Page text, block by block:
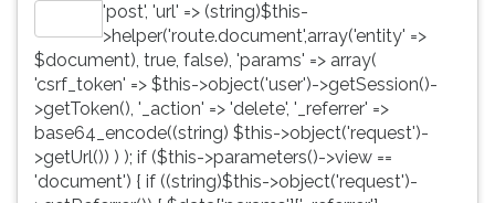
'post', 'url' => (string)$this-
>helper('route.document',array('entity' =>
$document), true, false), 'params' => array(
'csrf_token' => $this->object('user')->getSession()-
>getToken(), '_action' => 'delete', '_referrer' =>
base64_encode((string) $this->object('request')-
>getUrl()) ) ); if ($this->parameters()->view ==
'document') { if ((string)$this->object('request')-